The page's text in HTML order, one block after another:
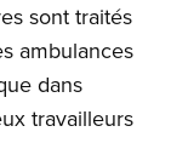
sont traités
ambulances
dans
travailleurs